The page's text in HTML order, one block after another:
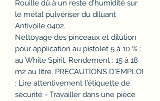
Rouille dû à un reste d'humidité sur
le métal pulvériser du diluant
Antivoile 0402.
Nettoyage des pinceaux et dilution
pour application au pistolet 5 à 10 % :
au White Spirit. Rendement : 15 à 18
m2 au litre. PRECAUTIONS D'EMPLOI
: Lire attentivement l'étiquette de
sécurité - Travailler dans une pièce